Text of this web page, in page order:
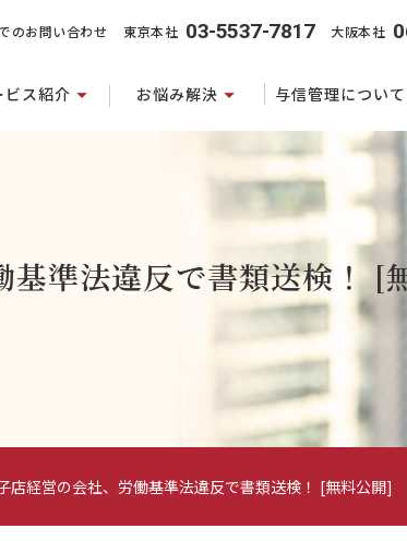
のお問い合わせ 東京本社 03-5537-7817 大阪本社
ビス紹介 お悩み解決 与信管理について
準法違反で書類送検！ [
店経営の会社、労働基準法違反で書類送検！ [無料公開]